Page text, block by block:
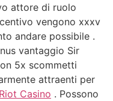
attore di ruolo
vengono xxxv
andare possibile .
vantaggio Sir
5x scommetti
attraenti per
Casino . Possono